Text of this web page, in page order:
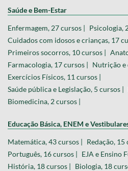
Saúde e Bem-Estar
Enfermagem, 27 cursos | Psicologia,
Cuidados com idosos e crianças, 17
Primeiros socorros, 10 cursos |
Farmacologia, 17 cursos | Nutrição e
Exercícios Físicos, 11 cursos |
Saúde pública e Legislação, 5 cursos |
Biomedicina, 2 cursos |
Educação Básica, ENEM e
Matemática, 43 cursos | Redação, 15
Português, 16 cursos | EJA e Ensino
História, 18 cursos | Biologia, 18